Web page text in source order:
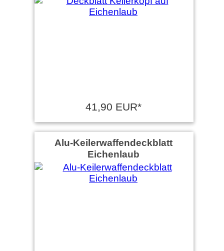
41,90 EUR*
Alu-Keilerwaffendeckblatt
Eichenlaub